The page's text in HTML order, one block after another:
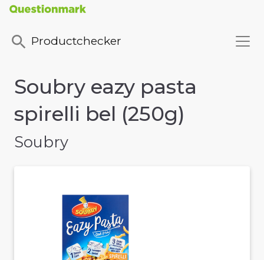
Productchecker
Soubry eazy pasta
spirelli bel (250g)
Soubry